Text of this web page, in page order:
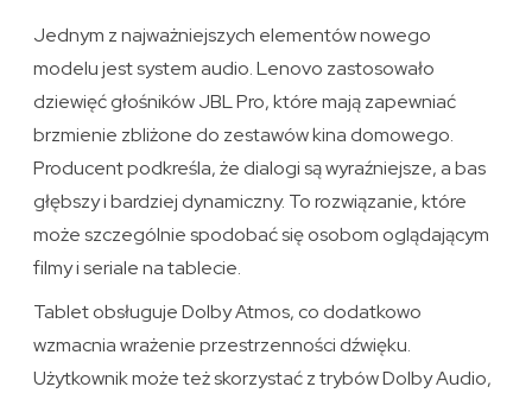
Jednym z najważniejszych elementów nowego
modelu jest system audio. Lenovo zastosowało
dziewięć głośników JBL Pro, które mają zapewniać
brzmienie zbliżone do zestawów kina domowego.
Producent podkreśla, że dialogi są wyraźniejsze, a bas
głębszy i bardziej dynamiczny. To rozwiązanie, które
może szczególnie spodobać się osobom oglądającym
filmy i seriale na tablecie.
Tablet obsługuje Dolby Atmos, co dodatkowo
wzmacnia wrażenie przestrzenności dźwięku.
Użytkownik może też skorzystać z trybów Dolby Audio,